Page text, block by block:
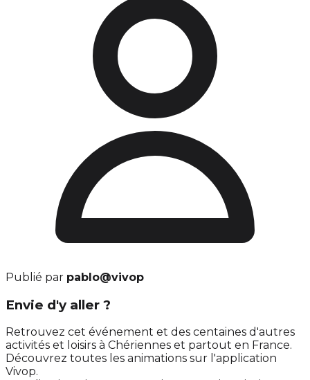
Publié par pablo@vivop
Envie d'y aller ?
Retrouvez cet événement et des centaines d'autres
activités et loisirs à Chériennes et partout en France.
Découvrez toutes les animations sur l'application
Vivop.